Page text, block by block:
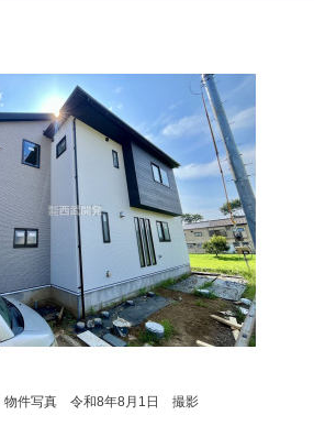
物件写真 令和8年8月1日 撮影